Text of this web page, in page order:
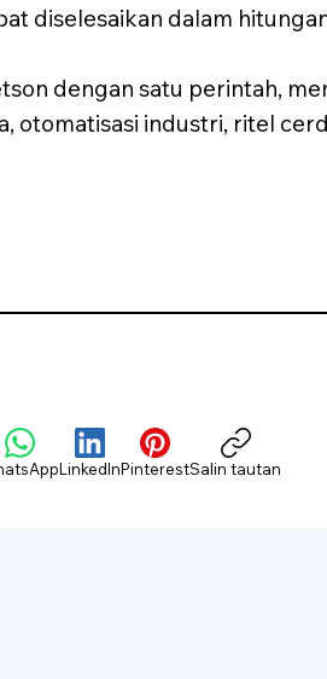
diselesaikan dalam
dengan satu perintah,
industri, ritel
LinkedInPinterestSalin tautan